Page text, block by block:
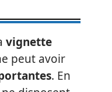
vignette
peut avoir
. En